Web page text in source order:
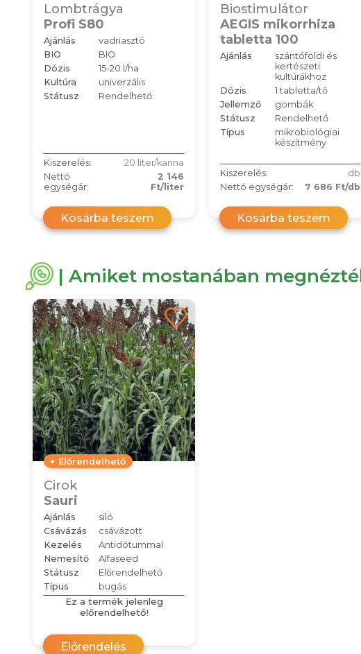
Lombtrágya
Profi S80
Ajánlás
vadriasztó
BIO
BIO
Dózis
15-20 l/ha
Kultúra
univerzális
Státusz
Rendelhető
Kiszerelés:
20 liter/kanna
Nettó
egységár:
2 146
Ft/liter
Kosárba teszem
Biostimulátor
AEGIS mikorrhiza
tabletta 100
Ajánlás
szántóföldi és
kertészeti
kultúrákhoz
Dózis
1 tabletta/tő
Jellemző
gombák
Státusz
Rendelhető
Típus
mikrobiológiai
készítmény
Kiszerelés:
db
Nettó egységár:
7 686 Ft/db
Kosárba teszem
| Amiket mostanában
Előrendelhető
Cirok
Sauri
Ajánlás
siló
Csávázás
csávázott
Kezelés
Antidótummal
Nemesítő
Alfaseed
Státusz
Előrendelhető
Típus
bugás
Ez a termék jelenleg
előrendelhető!
Előrendelés